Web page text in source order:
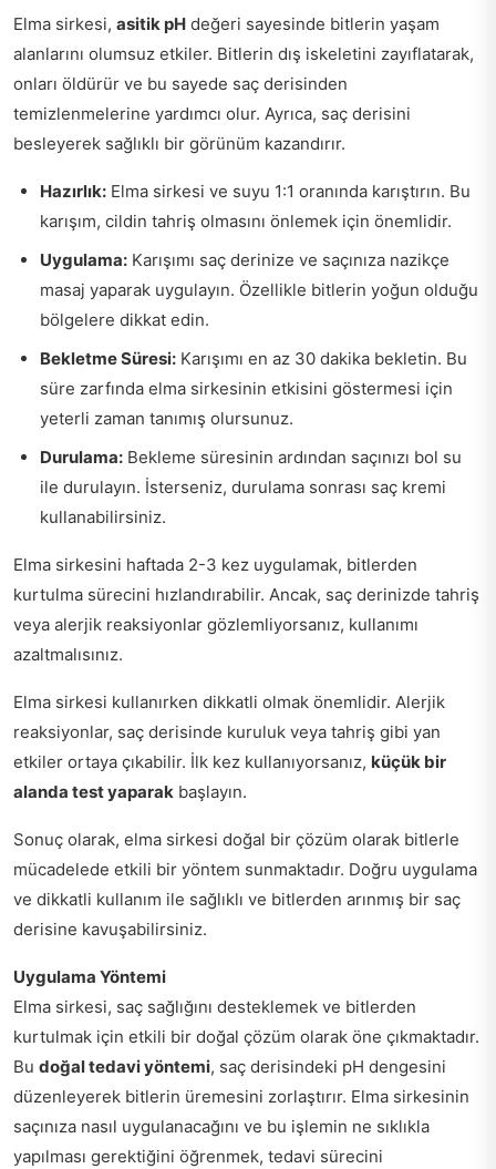
Elma sirkesi, asitik pH değeri sayesinde bitlerin yaşam
alanlarını olumsuz etkiler. Bitlerin dış iskeletini zayıflatarak,
onları öldürür ve bu sayede saç derisinden
temizlenmelerine yardımcı olur. Ayrıca, saç derisini
besleyerek sağlıklı bir görünüm kazandırır.
Hazırlık: Elma sirkesi ve suyu 1:1 oranında karıştırın. Bu
karışım, cildin tahriş olmasını önlemek için önemlidir.
Uygulama: Karışımı saç derinize ve saçınıza nazikçe
masaj yaparak uygulayın. Özellikle bitlerin yoğun olduğu
bölgelere dikkat edin.
Bekletme Süresi: Karışımı en az 30 dakika bekletin. Bu
süre zarfında elma sirkesinin etkisini göstermesi için
yeterli zaman tanımış olursunuz.
Durulama: Bekleme süresinin ardından saçınızı bol su
ile durulayın. İsterseniz, durulama sonrası saç kremi
kullanabilirsiniz.
Elma sirkesini haftada 2-3 kez uygulamak, bitlerden
kurtulma sürecini hızlandırabilir. Ancak, saç derinizde tahriş
veya alerjik reaksiyonlar gözlemliyorsanız, kullanımı
azaltmalısınız.
Elma sirkesi kullanırken dikkatli olmak önemlidir. Alerjik
reaksiyonlar, saç derisinde kuruluk veya tahriş gibi yan
etkiler ortaya çıkabilir. İlk kez kullanıyorsanız, küçük bir
alanda test yaparak başlayın.
Sonuç olarak, elma sirkesi doğal bir çözüm olarak bitlerle
mücadelede etkili bir yöntem sunmaktadır. Doğru uygulama
ve dikkatli kullanım ile sağlıklı ve bitlerden arınmış bir saç
derisine kavuşabilirsiniz.
Uygulama Yöntemi
Elma sirkesi, saç sağlığını desteklemek ve bitlerden
kurtulmak için etkili bir doğal çözüm olarak öne çıkmaktadır.
Bu doğal tedavi yöntemi, saç derisindeki pH dengesini
düzenleyerek bitlerin üremesini zorlaştırır. Elma sirkesinin
saçınıza nasıl uygulanacağını ve bu işlemin ne sıklıkla
yapılması gerektiğini öğrenmek, tedavi sürecini